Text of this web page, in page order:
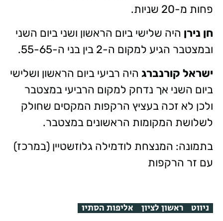
פחות מ-20 שניות.
חן נירן היה שלישי ביום הראשון ושני ביום השני
ובמצטבר הגיע למקום ה-2 בין בני ה-55-65.
ישראל קורנברג היה רביעי ביום הראשון ושלישי
ביום השני אך נדחק למקום הרביעי במצטבר
ולכן לא זכה בעציץ הרקפות המקסים שחולק
לשלושת המקומות הראשונים במצטבר.
בתמונה: המנצחת לודמילה גלוזשטיין (במרכז)
עם זר הרקפות
ניווט ראשון לציון אליפות הסתיו